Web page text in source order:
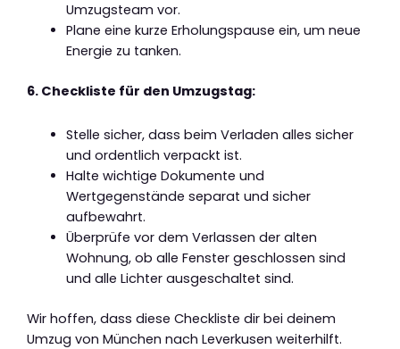
Umzugsteam vor.
Plane eine kurze Erholungspause ein, um neue
Energie zu tanken.
6. Checkliste für den Umzugstag:
Stelle sicher, dass beim Verladen alles sicher
und ordentlich verpackt ist.
Halte wichtige Dokumente und
Wertgegenstände separat und sicher
aufbewahrt.
Überprüfe vor dem Verlassen der alten
Wohnung, ob alle Fenster geschlossen sind
und alle Lichter ausgeschaltet sind.
Wir hoffen, dass diese Checkliste dir bei deinem
Umzug von München nach Leverkusen weiterhilft.